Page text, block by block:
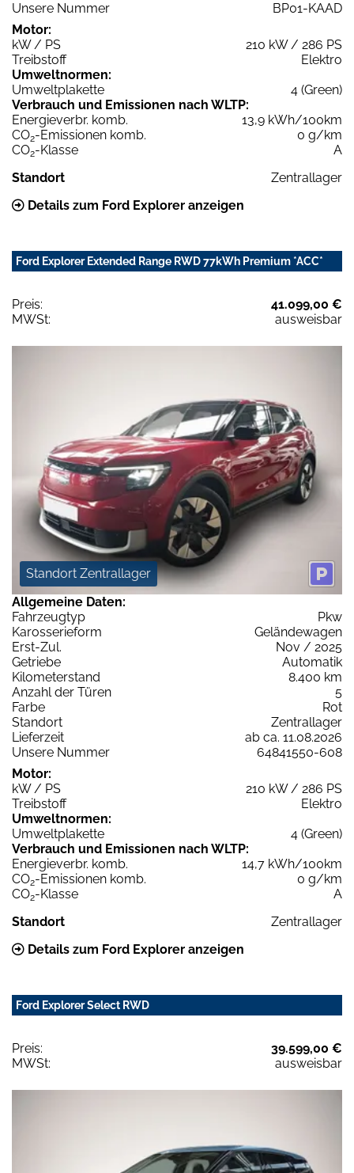
Unsere Nummer
BP01-KAAD
Motor:
kW / PS
210 kW / 286 PS
Treibstoff
Elektro
Umweltnormen:
Umweltplakette
4 (Green)
Verbrauch und Emissionen nach WLTP:
Energieverbr. komb.
13,9 kWh/100km
CO2-Emissionen komb.
0 g/km
CO2-Klasse
A
Standort
Zentrallager
Details zum Ford Explorer anzeigen
Ford Explorer Extended Range RWD 77kWh Premium *ACC*
Preis:
41.099,00 €
MWSt:
ausweisbar
Standort Zentrallager
Allgemeine Daten:
Fahrzeugtyp
Pkw
Karosserieform
Geländewagen
Erst-Zul.
Nov / 2025
Getriebe
Automatik
Kilometerstand
8.400 km
Anzahl der Türen
5
Farbe
Rot
Standort
Zentrallager
Lieferzeit
ab ca. 11.08.2026
Unsere Nummer
64841550-608
Motor:
kW / PS
210 kW / 286 PS
Treibstoff
Elektro
Umweltnormen:
Umweltplakette
4 (Green)
Verbrauch und Emissionen nach WLTP:
Energieverbr. komb.
14,7 kWh/100km
CO2-Emissionen komb.
0 g/km
CO2-Klasse
A
Standort
Zentrallager
Details zum Ford Explorer anzeigen
Ford Explorer Select RWD
Preis:
39.599,00 €
MWSt:
ausweisbar